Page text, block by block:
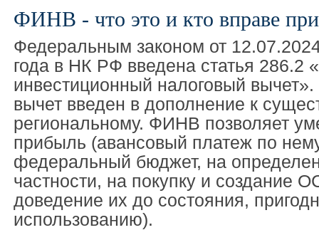
ФИНВ - что это и кто вправе
Федеральным законом от
года в НК РФ введена статья 286.2
инвестиционный налоговый
вычет введен в дополнение к
региональному. ФИНВ позволяет
прибыль (авансовый платеж по
федеральный бюджет, на
частности, на покупку и создание
доведение их до состояния,
использованию).